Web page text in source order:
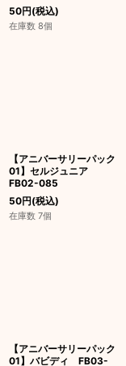
50円(税込)
在庫数 8個
【アニバーサリーパック
01】セルジュニア
FB02-085
50円(税込)
在庫数 7個
【アニバーサリーパック
01】バビディ FB03-